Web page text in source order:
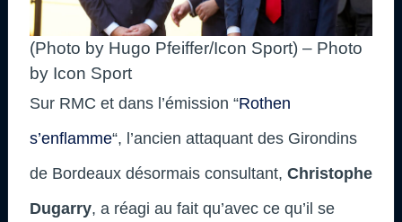
(Photo by Hugo Pfeiffer/Icon Sport) – Photo
by Icon Sport
Sur RMC et dans l’émission “Rothen
s’enflamme“, l’ancien attaquant des Girondins
de Bordeaux désormais consultant, Christophe
Dugarry, a réagi au fait qu’avec ce qu’il se